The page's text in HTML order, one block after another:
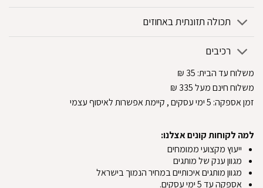
תכולה תזונתית באחוזים
רכיבים
משלוח עד הבית:
₪
משלוח חינם מעל 335
₪
זמן אספקה: 5ימי עסקים, קיימת אפשרות לאיסוף עצמי
למה לקוחות קונים אצלנו:
ייעוץ מקצועי ממומחים
מגוון ענק של מותגים
מגוון מותגים איכותיים במחיר הנמוך בישראל
אספקה עד 5 ימי עסקים.